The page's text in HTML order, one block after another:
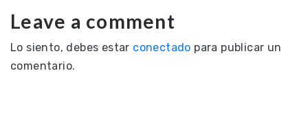
Leave a comment
Lo siento, debes estar conectado para publicar un
comentario.